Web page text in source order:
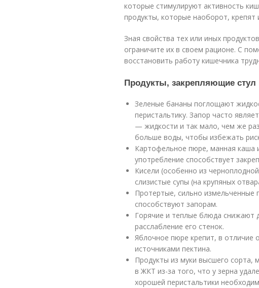
которые стимулируют активность
продукты, которые наоборот,
Зная свойства тех или иных
ограничите их в своем рационе. С
восстановить работу кишечника
Продукты, закрепляющие стул
Зеленые бананы поглощают
перистальтику. Запор часто
— жидкости и так мало, чем же
больше воды, чтобы избежать
Картофельное пюре, манная каша
употребление способствует
Кисели (особенно из
слизистые супы (на крупяных
Протертые, сильно измельченные
способствуют запорам.
Горячие и теплые блюда снижают
расслабление его стенок.
Яблочное пюре крепит, в отличие
источниками пектина.
Продукты из муки высшего сорта,
в ЖКТ из-за того, что у зерна
хорошей перистальтики